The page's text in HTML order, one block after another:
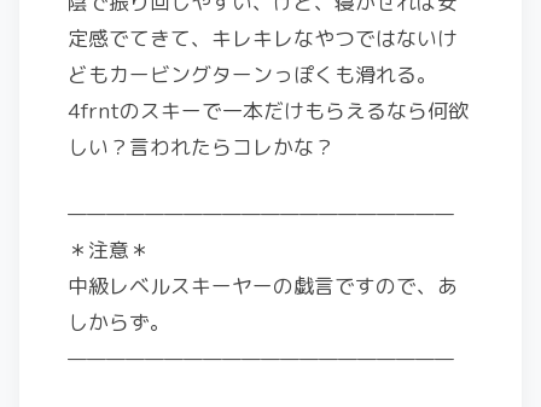
定感でてきて、キレキレなやつではないけ
どもカービングターンっぽくも滑れる。
4frntのスキーで一本だけもらえるなら何欲
しい？言われたらコレかな？
————————————————————
＊注意＊
中級レベルスキーヤーの戯言ですので、あ
しからず。
————————————————————